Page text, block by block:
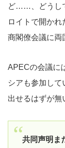
ど……、どうし
ロイトで開か
商閣僚会議に両
APECの会議に
シアも参加し
出せるはずが無
共同声明ま